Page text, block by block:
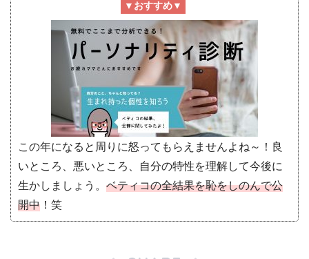
▼おすすめ▼
この年になると周りに怒ってもらえませんよね～！良
いところ、悪いところ、自分の特性を理解して今後に
生かしましょう。 ベティコの全結果を恥をしのんで公
開中 ！笑